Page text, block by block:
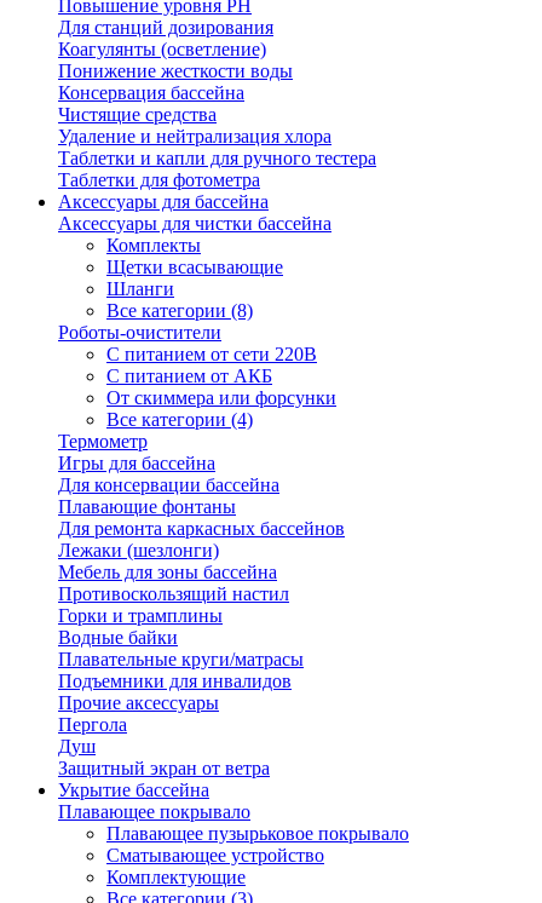
Повышение уровня РН
Для станций дозирования
Коагулянты (осветление)
Понижение жесткости воды
Консервация бассейна
Чистящие средства
Удаление и нейтрализация хлора
Таблетки и капли для ручного тестера
Таблетки для фотометра
Аксессуары для бассейна
Аксессуары для чистки бассейна
Комплекты
Щетки всасывающие
Шланги
Все категории (8)
Роботы-очистители
С питанием от сети 220В
С питанием от АКБ
От скиммера или форсунки
Все категории (4)
Термометр
Игры для бассейна
Для консервации бассейна
Плавающие фонтаны
Для ремонта каркасных бассейнов
Лежаки (шезлонги)
Мебель для зоны бассейна
Противоскользящий настил
Горки и трамплины
Водные байки
Плавательные круги/матрасы
Подъемники для инвалидов
Прочие аксессуары
Пергола
Душ
Защитный экран от ветра
Укрытие бассейна
Плавающее покрывало
Плавающее пузырьковое покрывало
Сматывающее устройство
Комплектующие
Все категории (3)